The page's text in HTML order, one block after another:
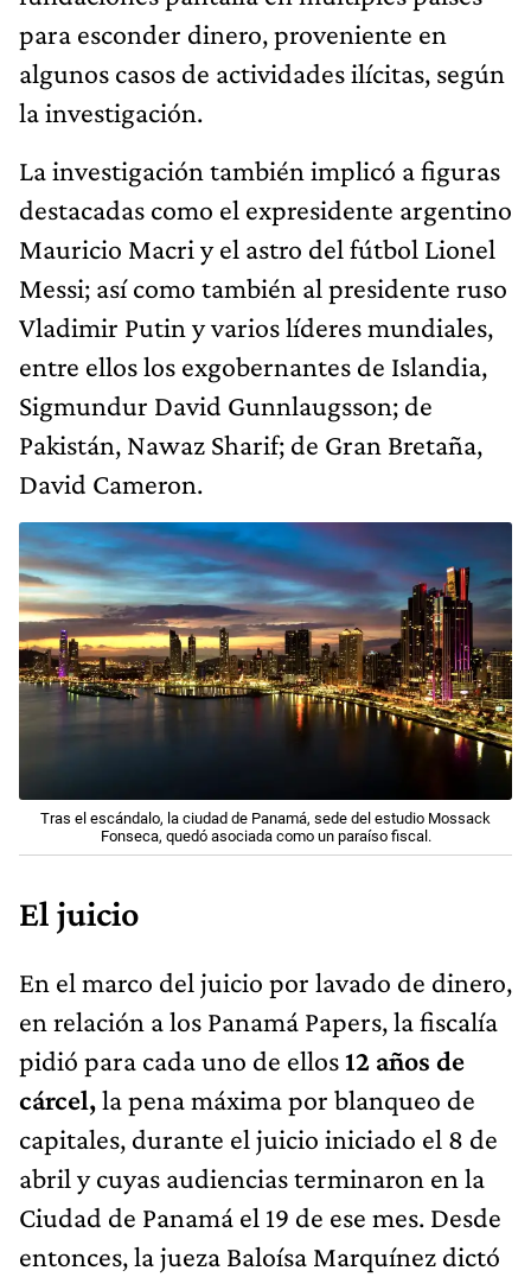
para esconder dinero, proveniente en
algunos casos de actividades ilícitas, según
la investigación.
La investigación también implicó a figuras
destacadas como el expresidente argentino
Mauricio Macri y el astro del fútbol Lionel
Messi; así como también al presidente ruso
Vladimir Putin y varios líderes mundiales,
entre ellos los exgobernantes de Islandia,
Sigmundur David Gunnlaugsson; de
Pakistán, Nawaz Sharif; de Gran Bretaña,
David Cameron.
Tras el escándalo, la ciudad de Panamá, sede del estudio Mossack
Fonseca, quedó asociada como un paraíso fiscal.
El juicio
En el marco del juicio por lavado de dinero,
en relación a los Panamá Papers, la fiscalía
pidió para cada uno de ellos12 años de
cárcel,la pena máxima por blanqueo de
capitales, durante el juicio iniciado el 8 de
abril y cuyas audiencias terminaron en la
Ciudad de Panamá el 19 de ese mes. Desde
entonces, la jueza Baloísa Marquínez dictó